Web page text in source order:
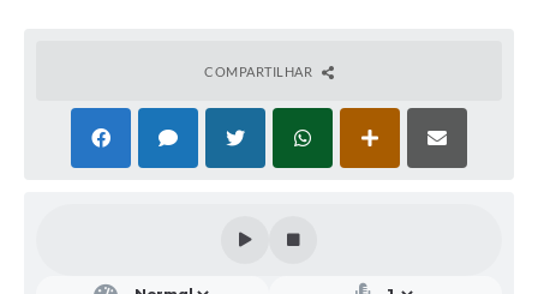
Galeria de Vídeos
COMPARTILHAR